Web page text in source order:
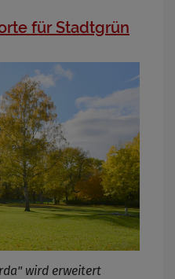
für Stadtgrün
wird erweitert